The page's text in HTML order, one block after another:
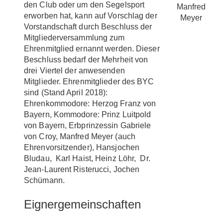
den Club oder um den Segelsport
erworben hat, kann auf Vorschlag der
Vorstandschaft durch Beschluss der
Mitgliederversammlung zum
Ehrenmitglied ernannt werden. Dieser
Beschluss bedarf der Mehrheit von
drei Viertel der anwesenden
Mitglieder. Ehrenmitglieder des BYC
sind (Stand April 2018):
Ehrenkommodore: Herzog Franz von
Bayern, Kommodore: Prinz Luitpold
von Bayern, Erbprinzessin Gabriele
von Croy, Manfred Meyer (auch
Ehrenvorsitzender), Hansjochen
Bludau, Karl Haist, Heinz Löhr, Dr.
Jean-Laurent Risterucci, Jochen
Schümann.
Manfred
Meyer
Eignergemeinschaften